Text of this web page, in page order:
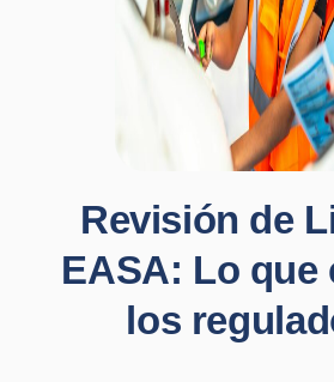
Revisión de
EASA: Lo que
los